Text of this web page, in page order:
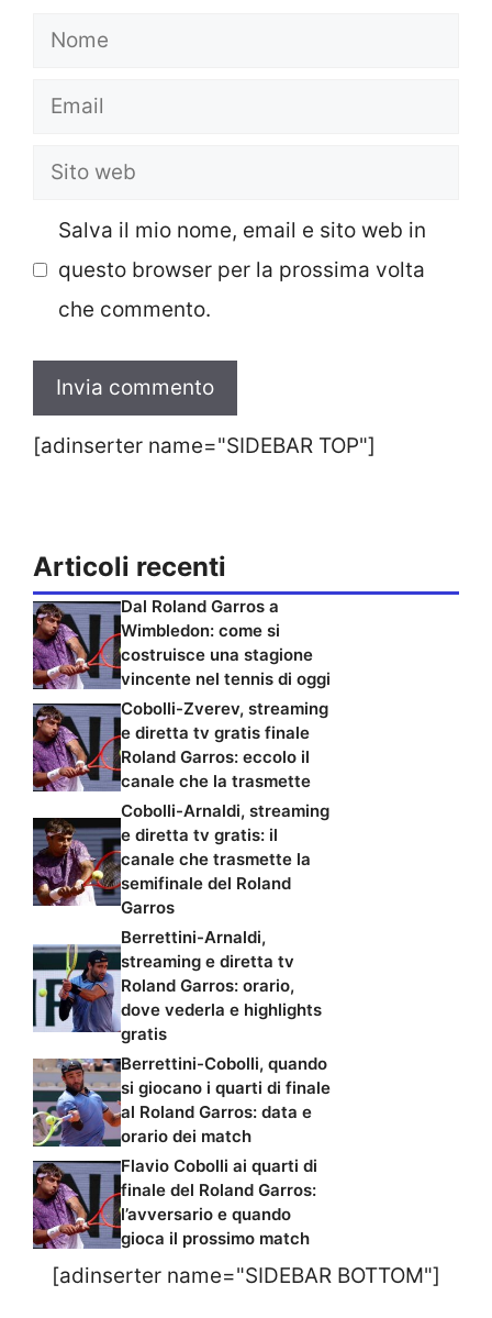
Nome
Email
Sito
Salva il mio nome, email e sito web in
questo browser per la prossima volta
che commento.
[adinserter name="SIDEBAR TOP"]
Articoli recenti
Dal Roland Garros a
Wimbledon: come si
costruisce una stagione
vincente nel tennis di oggi
Cobolli-Zverev, streaming
e diretta tv gratis finale
Roland Garros: eccolo il
canale che la trasmette
Cobolli-Arnaldi, streaming
e diretta tv gratis: il
canale che trasmette la
semifinale del Roland
Garros
Berrettini-Arnaldi,
streaming e diretta tv
Roland Garros: orario,
dove vederla e highlights
gratis
Berrettini-Cobolli, quando
si giocano i quarti di finale
al Roland Garros: data e
orario dei match
Flavio Cobolli ai quarti di
finale del Roland Garros:
l’avversario e quando
gioca il prossimo match
[adinserter name="SIDEBAR BOTTOM"]